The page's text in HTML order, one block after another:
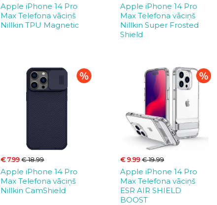
Apple iPhone 14 Pro
Max Telefona vāciņš
Nillkin TPU Magnetic
Apple iPhone 14 Pro
Max Telefona vāciņš
Nillkin Super Frosted
Shield
€ 7.99€ 18.99
Apple iPhone 14 Pro
Max Telefona vāciņš
Nillkin CamShield
€ 9.99€ 19.99
Apple iPhone 14 Pro
Max Telefona vāciņš
ESR AIR SHIELD
BOOST